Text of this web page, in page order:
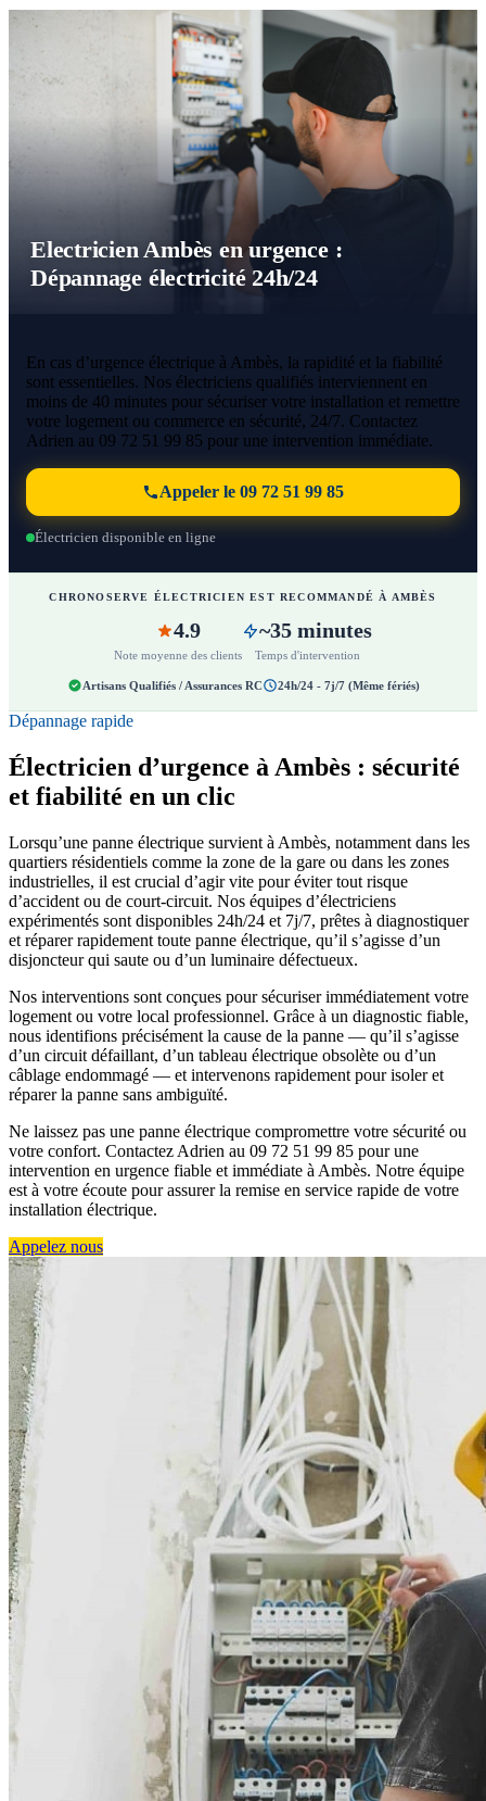
Electricien Ambès en urgence :
Dépannage électricité 24h/24
En cas d’urgence électrique à Ambès, la rapidité et la fiabilité
sont essentielles. Nos électriciens qualifiés interviennent en
moins de 40 minutes pour sécuriser votre installation et remettre
votre logement ou commerce en sécurité, 24/7. Contactez
Adrien au 09 72 51 99 85 pour une intervention immédiate.
Appeler le 09 72 51 99 85
Électricien disponible en ligne
CHRONOSERVE ÉLECTRICIEN EST RECOMMANDÉ À AMBÈS
4.9
Note moyenne des clients
~35 minutes
Temps d'intervention
Artisans Qualifiés / Assurances RC 24h/24 - 7j/7 (Même fériés)
Dépannage rapide
Électricien d’urgence à Ambès : sécurité
et fiabilité en un clic
Lorsqu’une panne électrique survient à Ambès, notamment dans les
quartiers résidentiels comme la zone de la gare ou dans les zones
industrielles, il est crucial d’agir vite pour éviter tout risque
d’accident ou de court-circuit. Nos équipes d’électriciens
expérimentés sont disponibles 24h/24 et 7j/7, prêtes à diagnostiquer
et réparer rapidement toute panne électrique, qu’il s’agisse d’un
disjoncteur qui saute ou d’un luminaire défectueux.
Nos interventions sont conçues pour sécuriser immédiatement votre
logement ou votre local professionnel. Grâce à un diagnostic fiable,
nous identifions précisément la cause de la panne — qu’il s’agisse
d’un circuit défaillant, d’un tableau électrique obsolète ou d’un
câblage endommagé — et intervenons rapidement pour isoler et
réparer la panne sans ambiguïté.
Ne laissez pas une panne électrique compromettre votre sécurité ou
votre confort. Contactez Adrien au 09 72 51 99 85 pour une
intervention en urgence fiable et immédiate à Ambès. Notre équipe
est à votre écoute pour assurer la remise en service rapide de votre
installation électrique.
Appelez nous